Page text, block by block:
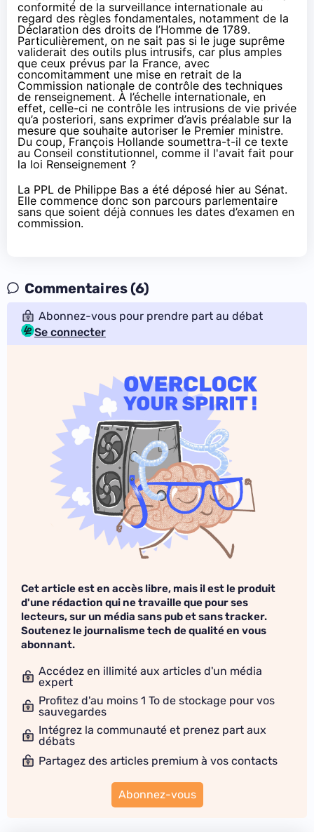
conformité de la surveillance internationale au
regard des règles fondamentales, notamment de la
Déclaration des droits de l’Homme de 1789.
Particulièrement, on ne sait pas si le juge suprême
validerait des outils plus intrusifs, car plus amples
que ceux prévus par la France, avec
concomitamment une mise en retrait de la
Commission nationale de contrôle des techniques
de renseignement. À l’échelle internationale, en
effet, celle-ci ne contrôle les intrusions de vie privée
qu’a posteriori, sans exprimer d’avis préalable sur la
mesure que souhaite autoriser le Premier ministre.
Du coup, François Hollande soumettra-t-il ce texte
au Conseil constitutionnel, comme il l'avait fait pour
la loi Renseignement ?
La PPL de Philippe Bas a été déposé hier au Sénat.
Elle commence donc son parcours parlementaire
sans que soient déjà connues les dates d’examen en
commission.
Commentaires (6)
Abonnez-vous pour prendre part au débat
Se connecter
Cet article est en accès libre, mais il est le produit
d'une rédaction qui ne travaille que pour ses
lecteurs, sur un média sans pub et sans tracker.
Soutenez le journalisme tech de qualité en vous
abonnant.
Accédez en illimité aux articles d'un média
expert
Profitez d'au moins 1 To de stockage pour vos
sauvegardes
Intégrez la communauté et prenez part aux
débats
Partagez des articles premium à vos contacts
Abonnez-vous